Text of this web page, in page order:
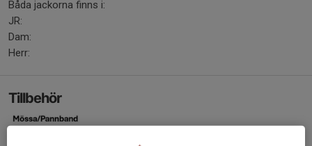
Båda jackorna finns i:
JR:
Dam:
Herr:
Tillbehör